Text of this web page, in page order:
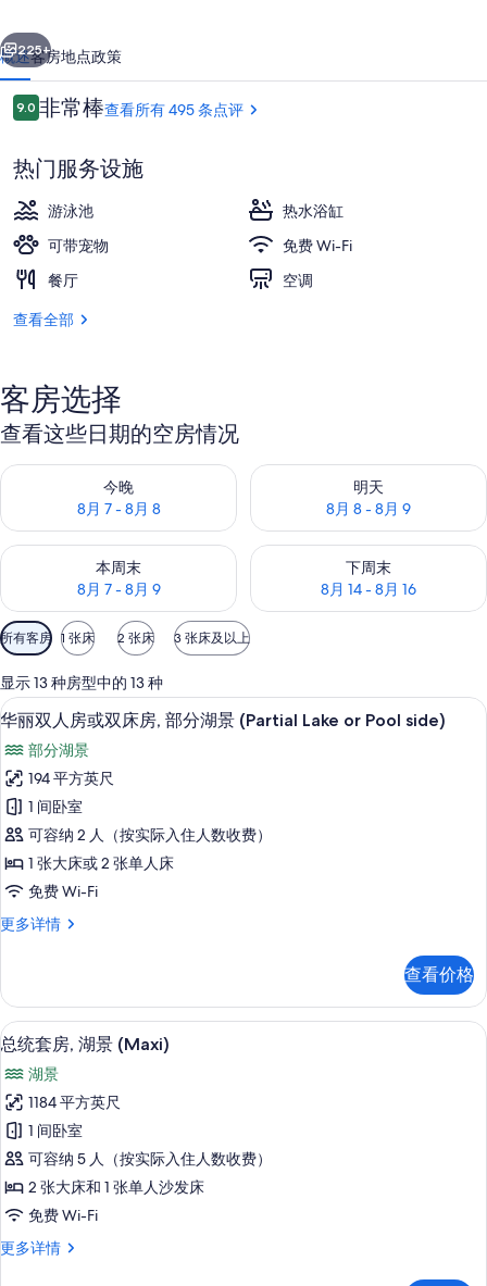
片
库
总统套房, 湖景 | 客房景观
个 下一个
225+
概述客房地点政策
点
评
9.09.0/10
非常棒查看所有 495 条点评
热门服务设施
游泳池
热水浴缸
可带宠物
免费 Wi-Fi
餐厅
空调
查看全部
客房选择
查看这些日期的空房情况
今晚
8月 7 - 8月 8
查看今晚的空房情况：8月 7 - 8月 8
明天
8月 8 - 8月 9
查看明天的空房情况：8月 8 -
本周末
8月 7 - 8月 9
查看本周末的空房情况：8月 7 - 8月 9
下周末
8月 14 - 8月 16
查看下周末的空房情况：8月
可
用
的
客
房
筛
选
条
件
所有客房 1 张床 2 张床 3 张床及以上
显示 13 种房型中的 13 种
显
华
丽
双
人
房
双
房,
部
分
湖
景
(Partial
Lake
or
Pool
的
华丽双人房或双床房, 部分湖景
16
华丽双人房或双床房, 部分湖景 (Partial Lake or Pool side)
部分湖景
194 平方英尺
1 间卧室
可容纳 2 人（按实际入住人数收费）
1 张大床或 2 张单人床
免费 Wi-Fi
更多详情
华
房
或
双
房,
部
分
湖
景
(Partial
Lake
or
Pool
side)
查看价格
显
总
统
套
房,
湖
(Maxi)
迷你吧、客房内保险箱、办公桌、笔
29
总统套房, 湖景 (Maxi)
湖景
1184 平方英尺
1 间卧室
可容纳 5 人（按实际入住人数收费）
2 张大床和 1 张单人沙发床
免费 Wi-Fi
更多详情
总